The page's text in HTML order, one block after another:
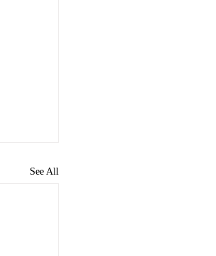
See All